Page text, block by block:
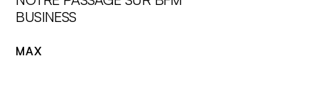
BUSINESS
MAX